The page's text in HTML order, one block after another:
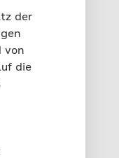
der
von
die